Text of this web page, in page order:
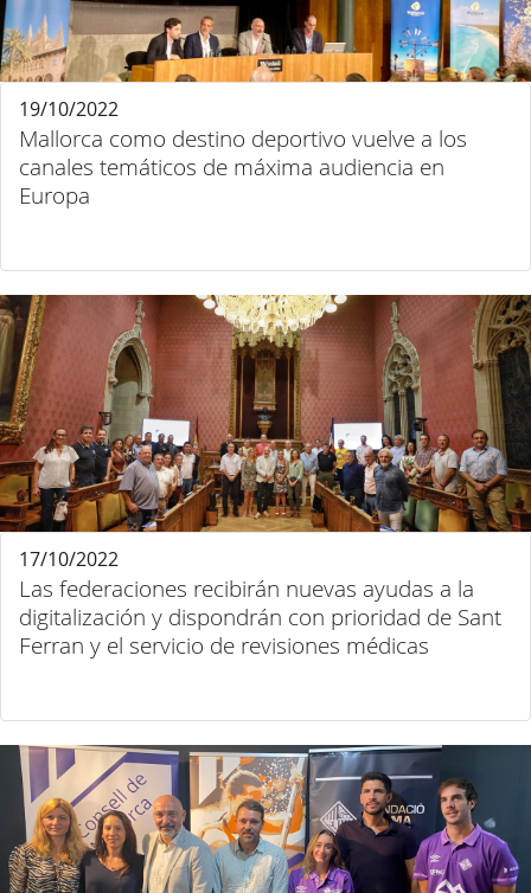
Mallorca como destino deportivo vuelve a los
canales temáticos de máxima audiencia en
Europa
19/10/2022
Las federaciones recibirán nuevas ayudas a la
digitalización y dispondrán con prioridad de Sant
Ferran y el servicio de revisiones médicas
17/10/2022